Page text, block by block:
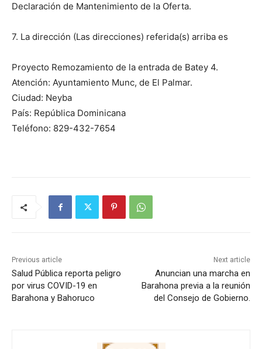
Declaración de Mantenimiento de la Oferta.
7. La dirección (Las direcciones) referida(s) arriba es
Proyecto Remozamiento de la entrada de Batey 4.
Atención: Ayuntamiento Munc, de El Palmar.
Ciudad: Neyba
País: República Dominicana
Teléfono: 829-432-7654
Previous article
Salud Pública reporta peligro
por virus COVID-19 en
Barahona y Bahoruco
Next article
Anuncian una marcha en
Barahona previa a la reunión
del Consejo de Gobierno.